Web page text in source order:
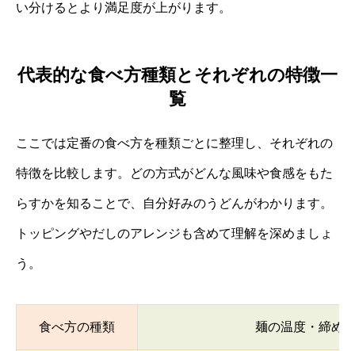
い分けるとより満足度が上がります。
代表的な食べ方種類とそれぞれの特徴一
覧
ここでは定番の食べ方を種類ごとに整理し、それぞれの
特徴を比較します。どの方式がどんな風味や食感をもた
らすかを知ることで、自分好みのうどんがわかります。
トッピングやだしのアレンジも含めて理解を深めましょ
う。
食べ方の種類 麺の温度・締め